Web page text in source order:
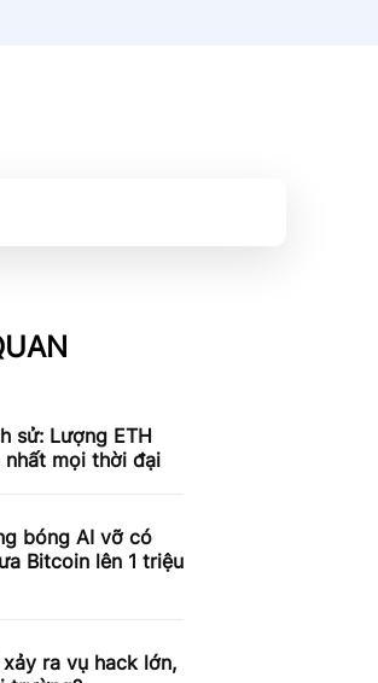
sử: Lượng ETH
mọi thời đại
bóng AI vỡ có
Bitcoin lên 1 triệu
ra vụ hack lớn,